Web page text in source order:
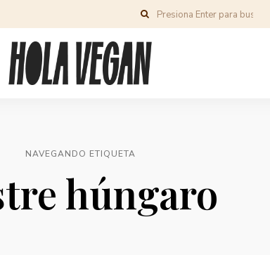
NAVEGANDO ETIQUETA
húngaro